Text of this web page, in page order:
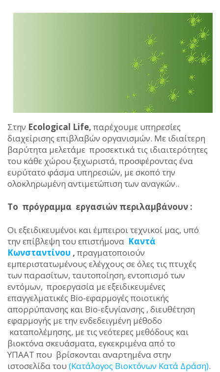
Στην Ecological Life, παρέχουμε υπηρεσίες
διαχείρισης επιβλαβών οργανισμών. Με ιδιαίτερη
βαρύτητα μελετάμε προσεκτικά τις ιδιαιτερότητες
του κάθε χώρου ξεχωριστά, προσφέροντας ένα
ευρύτατο φάσμα υπηρεσιών, με σκοπό την
ολοκληρωμένη αντιμετώπιση των αναγκών..
Το πρόγραμμα εργασιών περιλαμβάνουν :
Οι εξειδικευμένοι και έμπειροι τεχνικοί μας, υπό
την επίβλεψη του επιστήμονα Καντά
Κωνσταντίνου , πραγματοποιούν
εμπεριστατωμένους ελέγχους σε όλες τις πτυχές
των παρασίτων, ταυτοποίηση, εντοπισμό των
εντόμων, προεργασία με εξειδικευμένες
επαγγελματικές Bio-εφαρμογές ποιοτικής
απορρύπανσης και Bio-εξυγίανσης , διευθέτηση
εφαρμογής με την ενδεδειγμένη μέθοδο
καταπολέμησης, με τις νεότερες μεθόδους και
βιοκτόνα σκευάσματα, εγκεκριμένα από το
ΥΠΑΑΤ που βρίσκονται αναρτημένα στην
ιστοσελίδα του (Κατάλογος Βιοκτόνων Κατά Δράση).